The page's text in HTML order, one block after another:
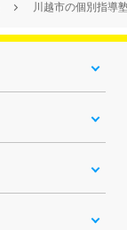
川越市の個別指導